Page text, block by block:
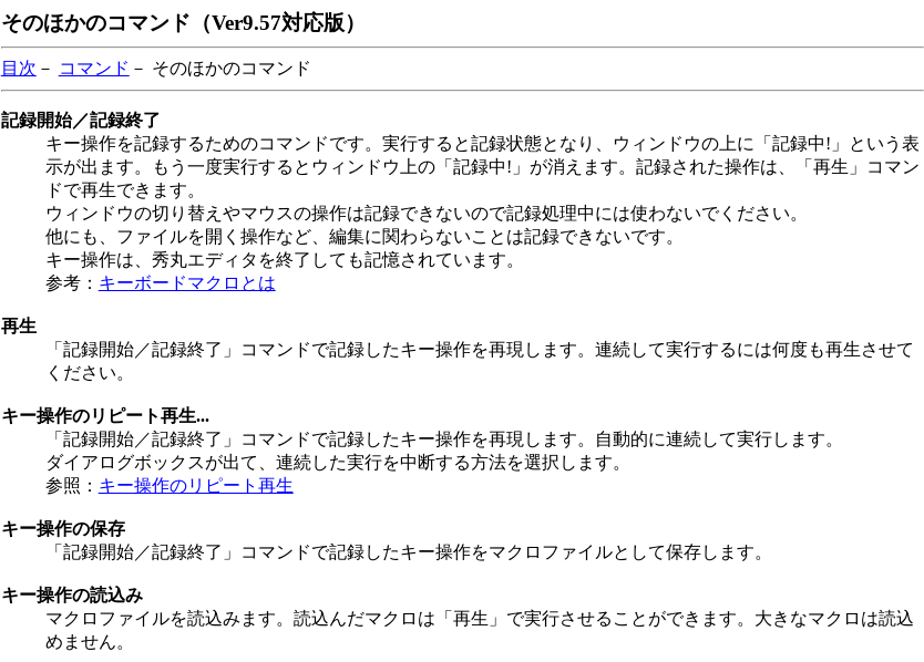
そのほかのコマンド（Ver9.57対応版）
目次 － コマンド － そのほかのコマンド
記録開始／記録終了
キー操作を記録するためのコマンドです。実行すると記録状態となり、ウィンドウの上に「記録中!」という表
示が出ます。もう一度実行するとウィンドウ上の「記録中!」が消えます。記録された操作は、「再生」コマン
ドで再生できます。
ウィンドウの切り替えやマウスの操作は記録できないので記録処理中には使わないでください。
他にも、ファイルを開く操作など、編集に関わらないことは記録できないです。
キー操作は、秀丸エディタを終了しても記憶されています。
参考： キーボードマクロとは
再生
「記録開始／記録終了」コマンドで記録したキー操作を再現します。連続して実行するには何度も再生させて
ください。
キー操作のリピート再生...
「記録開始／記録終了」コマンドで記録したキー操作を再現します。自動的に連続して実行します。
ダイアログボックスが出て、連続した実行を中断する方法を選択します。
参照： キー操作のリピート再生
キー操作の保存
「記録開始／記録終了」コマンドで記録したキー操作をマクロファイルとして保存します。
キー操作の読込み
マクロファイルを読込みます。読込んだマクロは「再生」で実行させることができます。大きなマクロは読込
めません。